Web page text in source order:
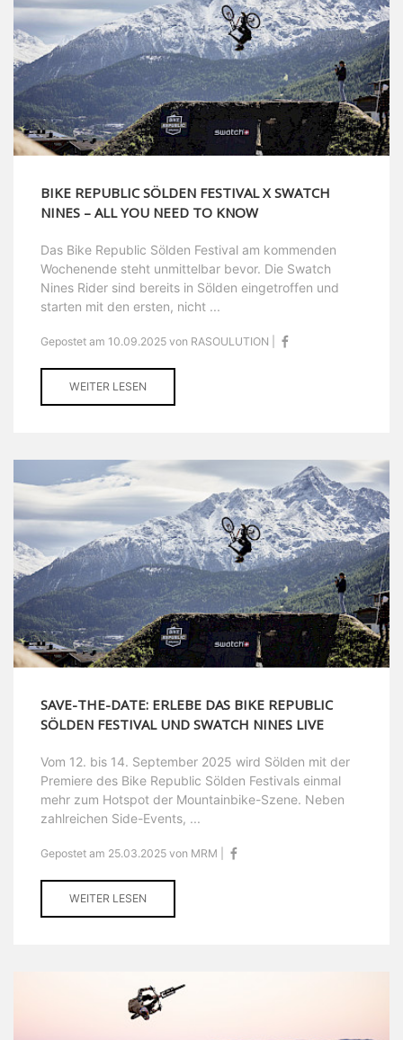
BIKE REPUBLIC SÖLDEN FESTIVAL X SWATCH
NINES – ALL YOU NEED TO KNOW
Das Bike Republic Sölden Festival am kommenden
Wochenende steht unmittelbar bevor. Die Swatch
Nines Rider sind bereits in Sölden eingetroffen und
starten mit den ersten, nicht ...
Gepostet am 10.09.2025 von RASOULUTION |
WEITER LESEN
SAVE-THE-DATE: ERLEBE DAS BIKE REPUBLIC
SÖLDEN FESTIVAL UND SWATCH NINES LIVE
Vom 12. bis 14. September 2025 wird Sölden mit der
Premiere des Bike Republic Sölden Festivals einmal
mehr zum Hotspot der Mountainbike-Szene. Neben
zahlreichen Side-Events, ...
Gepostet am 25.03.2025 von MRM |
WEITER LESEN